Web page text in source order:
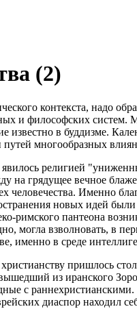
(2)
контекста, надо
и философских систем.
известно в буддизме.
путей многообразных
религией
на грядущее вечное
человечества. Именно
новых идей
римского пантеона
могла взволновать, в
именно в среде
пришлось
из иранского
с
диаспор находил